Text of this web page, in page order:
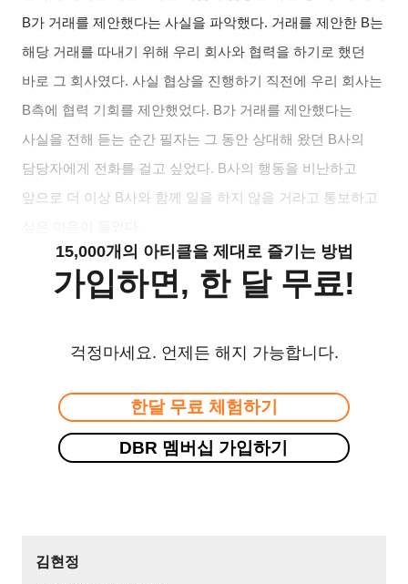
B가 거래를 제안했다는 사실을 파악했다. 거래를 제안한 B는
해당 거래를 따내기 위해 우리 회사와 협력을 하기로 했던
바로 그 회사였다. 사실 협상을 진행하기 직전에 우리 회사는
B측에 협력 기회를 제안했었다. B가 거래를 제안했다는
사실을 전해 듣는 순간 필자는 그 동안 상대해 왔던 B사의
담당자에게 전화를 걸고 싶었다. B사의 행동을 비난하고
앞으로 더 이상 B사와 함께 일을 하지 않을 거라고 통보하고
15,000개의 아티클을 제대로 즐기는 방법
가입하면, 한 달 무료!
걱정마세요. 언제든 해지 가능합니다.
한달 무료 체험하기
DBR 멤버십 가입하기
김현정